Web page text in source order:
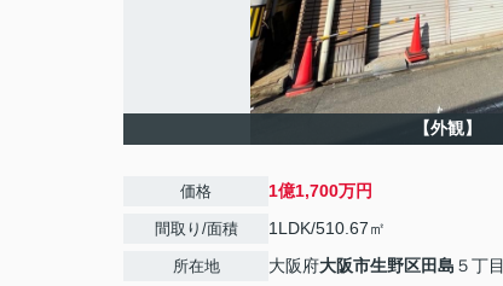
【外観】
価格 1億1,700万円
間取り/面積 1LDK/510.67㎡
所在地 大阪府大阪市生野区田島 ５丁目